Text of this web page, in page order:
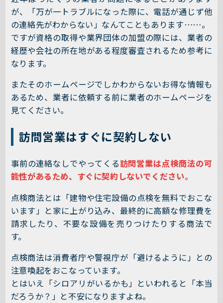
が、「万が一トラブルになった際に、電話が通じず他
の連絡先がわからない」なんてこともあります……。
ですが資格の取得や業界団体の加盟の際には、業者の
経歴や会社の所在地がある程度審査されるため参考に
なります。
またそのホームページでしかわからないお得な情報も
あるため、業者に依頼する前に業者のホームページを
見てください。
訪問営業はすぐに契約しない
事前の連絡なしでやってくる訪問営業は点検商法の可
能性があるため、すぐに契約しないでください。
点検商法とは「建物や住宅設備の点検を無料でおこな
います」と家に上がり込み、最終的に高額な修理費を
請求したり、不要な設備を売りつけたりする商法で
す。
点検商法は消費者庁や警視庁が「避けるように」との
注意喚起をおこなっています。
とはいえ「シロアリがいるかも」といわれると「本当
だろうか？」と不安になりますよね。